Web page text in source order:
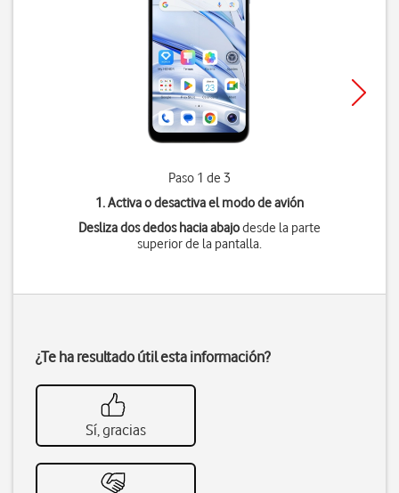
Paso 1 de 3
1. Activa o desactiva el modo de avión
Desliza dos dedos hacia abajodesde la parte
superior de la pantalla.
¿Te ha resultado útil esta información?
Sí, gracias